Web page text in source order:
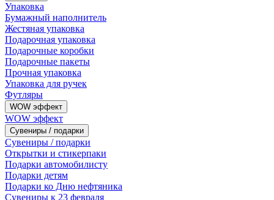
Упаковка
Бумажный наполнитель
Жестяная упаковка
Подарочная упаковка
Подарочные коробки
Подарочные пакеты
Прочная упаковка
Упаковка для ручек
Футляры
WOW эффект
WOW эффект
Сувениры / подарки
Сувениры / подарки
Открытки и стикерпаки
Подарки автомобилисту
Подарки детям
Подарки ко Дню нефтяника
Сувениры к 23 февраля